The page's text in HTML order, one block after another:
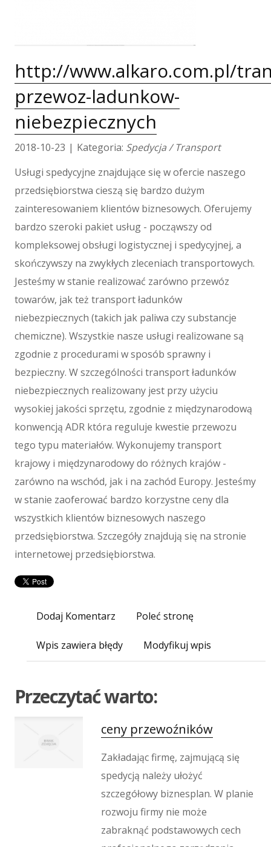
Tłumaczenia
E-Sprzedaż
Biżuteria
Dla Dzieci
Meble
Wyposażenie Wnętrz
Wyposażenie Łazienki
Sport
Elektronika, RTV, AGD
Art. Dla Zwierząt
Ogród, Rośliny
Chemia
Art. Spożywcze
Materiały Eksploatacyjne
Inne Sklepy
Maszyny
Maszyny
Narzędzia
Przemysł Metalowy
Spedycja
Transport
Części Samochodowe
Wynajem
Usługi Motoryzacyjne
Salony, Komisy
E-marketing
Agencje Reklamowe
Materiały Reklamowe
Inne Agencje
Wigor
Zajęcia Sportowe i Rekreacyjne
Informatyczne
Restauracje, Catering
Adwokaci, Porady Prawne
Weterynaryjne, Hodowla Zwierząt
Serwis
Inne Usługi
Odprężenie
Hotele i Noclegi
Podróże
http://www.alkaro.com.pl/
przewoz-ladunkow-
niebezpiecznych
2018-10-23 | Kategoria: Spedycja / Transport
Usługi spedycyjne znajdujące się w ofercie naszego
przedsiębiorstwa cieszą się bardzo dużym
zainteresowaniem klientów biznesowych. Oferujemy
bardzo szeroki pakiet usług - począwszy od
kompleksowej obsługi logistycznej i spedycyjnej, a
skończywszy na zwykłych zleceniach transportowych.
Jesteśmy w stanie realizować zarówno przewóz
towarów, jak też transport ładunków
niebezpiecznych (takich jak paliwa czy substancje
chemiczne). Wszystkie nasze usługi realizowane są
zgodnie z procedurami w sposób sprawny i
bezpieczny. W szczególności transport ładunków
niebezpiecznych realizowany jest przy użyciu
wysokiej jakości sprzętu, zgodnie z międzynarodową
konwencją ADR która reguluje kwestie przewozu
tego typu materiałów. Wykonujemy transport
krajowy i międzynarodowy do różnych krajów -
zarówno na wschód, jak i na zachód Europy. Jesteśmy
w stanie zaoferować bardzo korzystne ceny dla
wszystkich klientów biznesowych naszego
przedsiębiorstwa. Szczegóły znajdują się na stronie
internetowej przedsiębiorstwa.
Dodaj Komentarz Poleć stronę
Wpis zawiera błędy Modyfikuj wpis
Przeczytać warto:
ceny przewoźników
Zakładając firmę, zajmującą się
spedycją należy ułożyć
szczegółowy biznesplan. W planie
rozwoju firmy nie może
zabraknąć podstawowych cech